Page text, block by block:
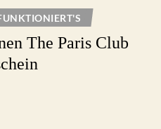
The Paris Club